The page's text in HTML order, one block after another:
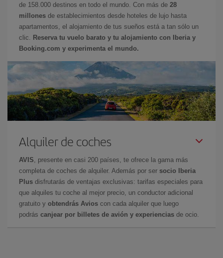
de 158.000 destinos en todo el mundo. Con más de 28
millones de establecimientos desde hoteles de lujo hasta
apartamentos, el alojamiento de tus sueños está a tan sólo un
clic.
Reserva tu vuelo barato y tu alojamiento con Iberia y
Booking.com y experimenta el mundo.
Alquiler de coches
AVIS , presente en casi 200 países, te ofrece la gama más
completa de coches de alquiler. Además por ser socio Iberia
Plus disfrutarás de ventajas exclusivas: tarifas especiales para
que alquiles tu coche al mejor precio, un conductor adicional
gratuito y obtendrás Avios con cada alquiler que luego
podrás canjear por billetes de avión y experiencias de ocio.